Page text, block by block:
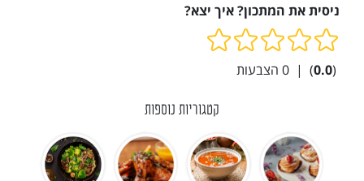
ניסית את המתכון? איך יצא?
(
0.0
)
|
0 הצבעות
קטגוריות נוספות